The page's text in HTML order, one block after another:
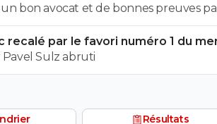
bon avocat et de bonnes preuves
en vol avec ses différentes
recalé par le favori numéro 1 du
Pavel Sulz abruti
Résultats